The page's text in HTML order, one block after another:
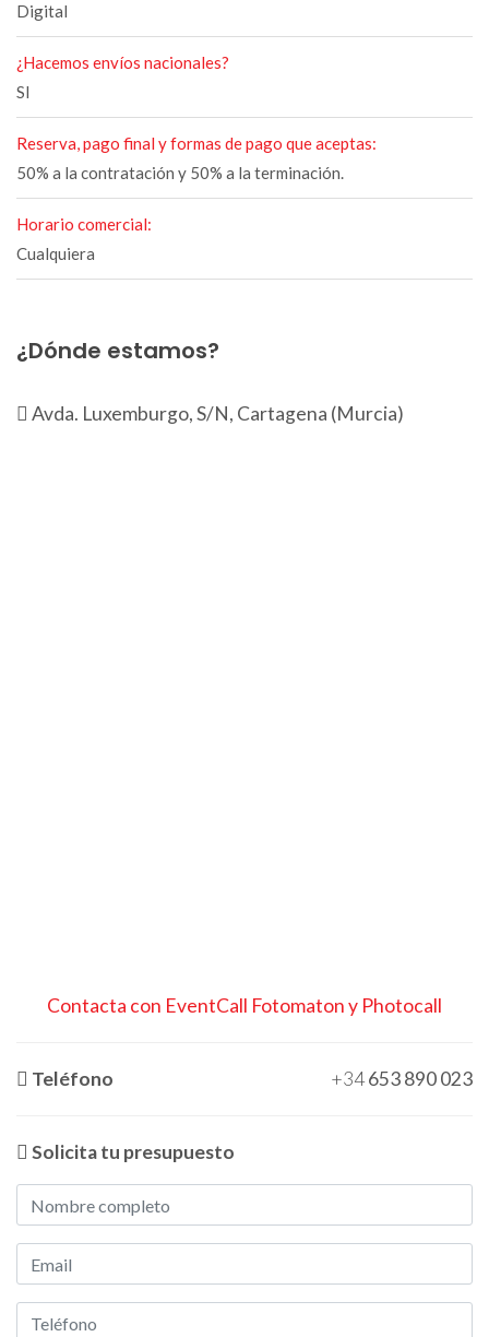
Digital
¿Hacemos envíos nacionales?
SI
Reserva, pago final y formas de pago que aceptas:
50% a la contratación y 50% a la terminación.
Horario comercial:
Cualquiera
¿Dónde estamos?
Avda. Luxemburgo, S/N, Cartagena (Murcia)
Contacta con EventCall Fotomaton y Photocall
Teléfono +34653 890 023
Solicita tu presupuesto